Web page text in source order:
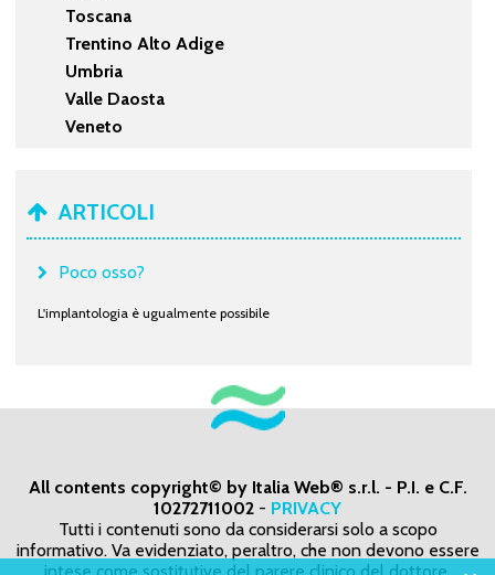
Toscana
Trentino Alto Adige
Umbria
Valle Daosta
Veneto
ARTICOLI
Poco osso?
L'implantologia è ugualmente possibile
All contents copyright© by Italia Web® s.r.l. - P.I. e C.F.
10272711002 - PRIVACY
Tutti i contenuti sono da considerarsi solo a scopo
informativo. Va evidenziato, peraltro, che non devono essere